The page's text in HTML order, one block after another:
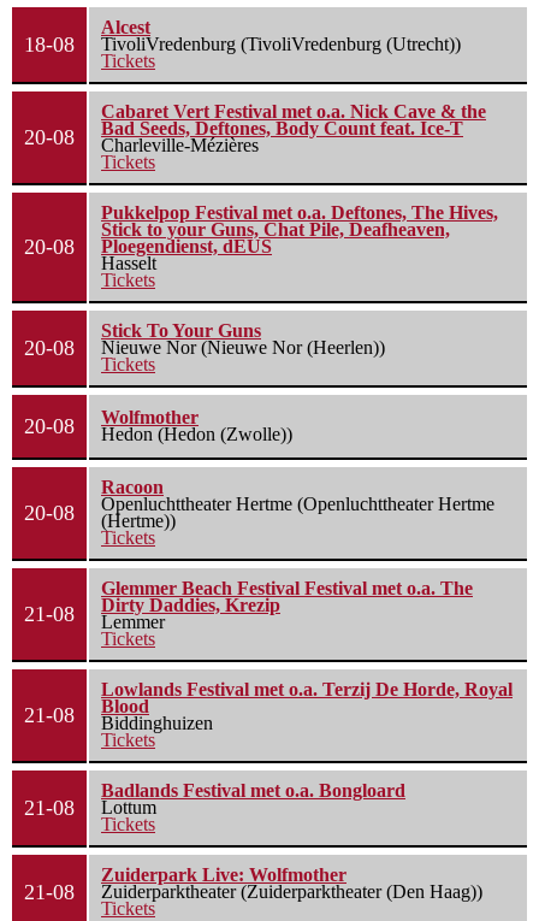
18-08
Alcest
TivoliVredenburg (TivoliVredenburg (Utrecht))
Tickets
20-08
Cabaret Vert Festival met o.a. Nick Cave & the
Bad Seeds, Deftones, Body Count feat. Ice-T
Charleville-Mézières
Tickets
20-08
Pukkelpop Festival met o.a. Deftones, The Hives,
Stick to your Guns, Chat Pile, Deafheaven,
Ploegendienst, dEUS
Hasselt
Tickets
20-08
Stick To Your Guns
Nieuwe Nor (Nieuwe Nor (Heerlen))
Tickets
20-08
Wolfmother
Hedon (Hedon (Zwolle))
20-08
Racoon
Openluchttheater Hertme (Openluchttheater Hertme
(Hertme))
Tickets
21-08
Glemmer Beach Festival Festival met o.a. The
Dirty Daddies, Krezip
Lemmer
Tickets
21-08
Lowlands Festival met o.a. Terzij De Horde, Royal
Blood
Biddinghuizen
Tickets
21-08
Badlands Festival met o.a. Bongloard
Lottum
Tickets
21-08
Zuiderpark Live: Wolfmother
Zuiderparktheater (Zuiderparktheater (Den Haag))
Tickets